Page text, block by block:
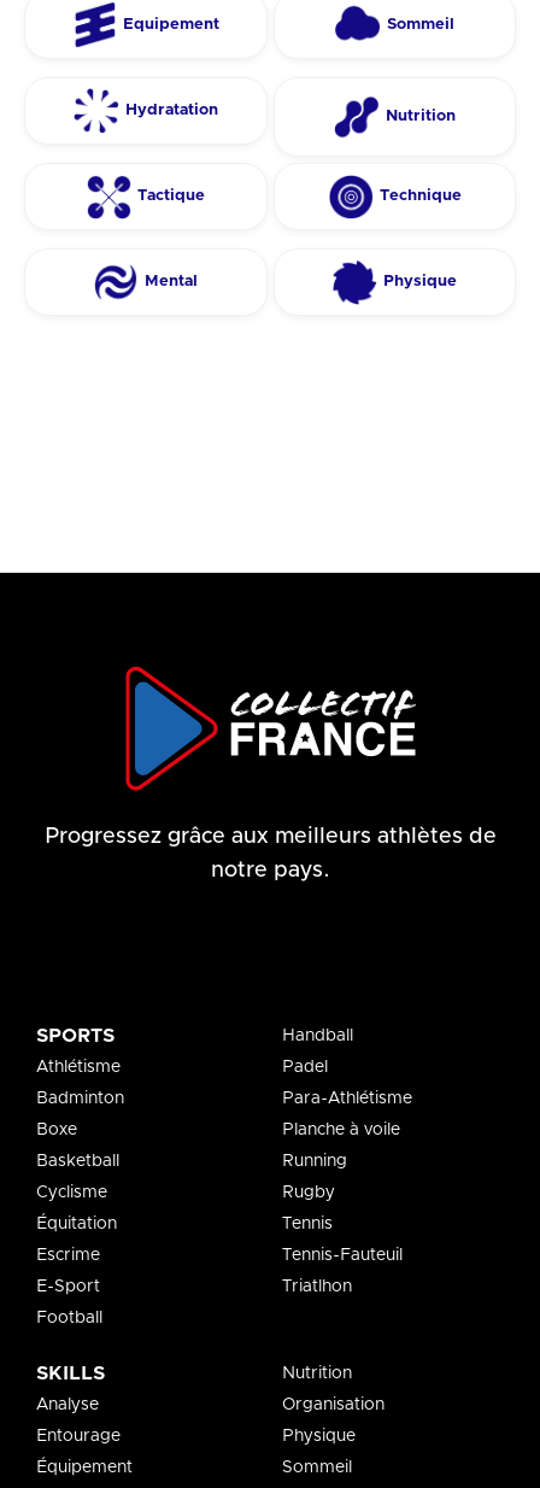
Equipement Sommeil
Hydratation Nutrition
Tactique Technique
Mental Physique
Progressez grâce aux meilleurs athlètes de
notre pays.
SPORTS
Athlétisme
Badminton
Boxe
Basketball
Cyclisme
Équitation
Escrime
E-Sport
Football
Handball
Padel
Para-Athlétisme
Planche à voile
Running
Rugby
Tennis
Tennis-Fauteuil
Triatlhon
SKILLS
Analyse
Entourage
Équipement
Nutrition
Organisation
Physique
Sommeil